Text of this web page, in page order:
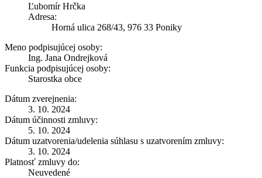
Ľubomír Hrčka
Adresa:
Horná ulica 268/43, 976 33 Poniky
Meno podpisujúcej osoby:
Ing. Jana Ondrejková
Funkcia podpisujúcej osoby:
Starostka obce
Dátum zverejnenia:
3. 10. 2024
Dátum účinnosti zmluvy:
5. 10. 2024
Dátum uzatvorenia/udelenia súhlasu s uzatvorením zmluvy:
3. 10. 2024
Platnosť zmluvy do:
Neuvedené